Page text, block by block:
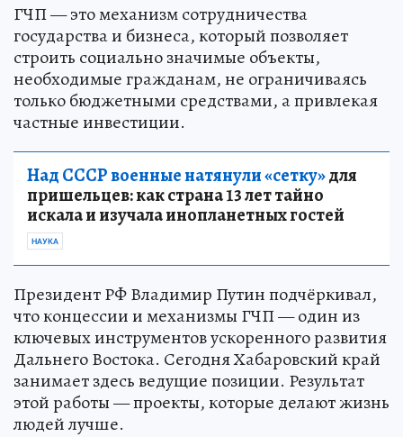
ГЧП — это механизм сотрудничества
государства и бизнеса, который позволяет
строить социально значимые объекты,
необходимые гражданам, не ограничиваясь
только бюджетными средствами, а привлекая
частные инвестиции.
Над СССР военные натянули «сетку»для
пришельцев: как страна 13 лет тайно
искала и изучала инопланетных гостей
НАУКА
Президент РФ Владимир Путин подчёркивал,
что концессии и механизмы ГЧП — один из
ключевых инструментов ускоренного развития
Дальнего Востока. Сегодня Хабаровский край
занимает здесь ведущие позиции. Результат
этой работы — проекты, которые делают жизнь
людей лучше.